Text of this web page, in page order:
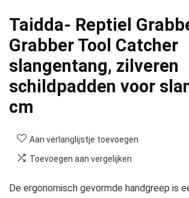
Taidda- Reptiel
Grabber Tool Catcher
slangentang, zilveren
schildpadden voor
cm
Aan verlanglijstje toevoegen
Toevoegen aan vergelijken
De ergonomisch gevormde handgreep is